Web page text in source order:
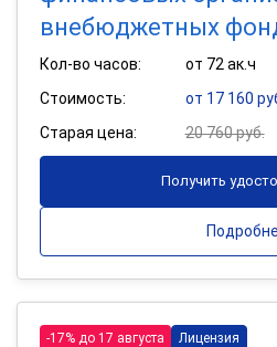
внебюджетных
Кол-во часов:
от 72 ак.ч
Стоимость:
от 17 160
Старая цена:
20 760 руб.
Получить
-17% до 17 августа Лицензия